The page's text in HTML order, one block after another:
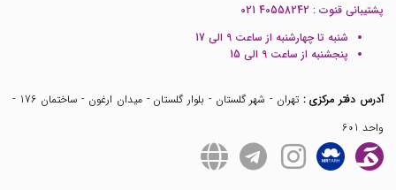
پشتیبانی قنوت : 021 40558242
شنبه تا چهارشنبه از ساعت 9 الی 17
پنجشنبه از ساعت 9 الی 15
آدرس دفتر مرکزی :
تهران - شهر گلستان - بلوار گلستان - میدان ارغون - ساختمان 176 -
واحد 601